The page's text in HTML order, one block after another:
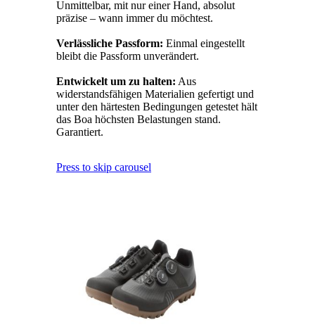
Unmittelbar, mit nur einer Hand, absolut
präzise – wann immer du möchtest.
Verlässliche Passform: Einmal eingestellt
bleibt die Passform unverändert.
Entwickelt um zu halten: Aus
widerstandsfähigen Materialien gefertigt und
unter den härtesten Bedingungen getestet hält
das Boa höchsten Belastungen stand.
Garantiert.
Press to skip carousel